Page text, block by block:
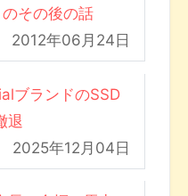
その後の話
2012年06月24日
ブランドのSSD
退
2025年12月04日